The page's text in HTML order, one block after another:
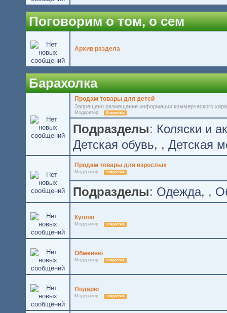
Поговорим о том, о сем
Архив раздела
Барахолка
Продам товары для детей
Запрещено размещение информации коммерческого
Модератор: Shapochka
Подразделы: Коляски и
Детская обувь
, Детская
Продам товары для взрослых
Модератор: Shapochka
Подразделы: Одежда ,
Куплю
Модератор: Shapochka
Обменяю
Модератор: Shapochka
Подарю
Модератор: Shapochka